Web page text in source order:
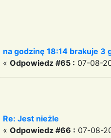
na godzinę 18:14 brakuje 3
« Odpowiedz #65 : 07-08-
Re: Jest nieżle
« Odpowiedz #66 : 07-08-